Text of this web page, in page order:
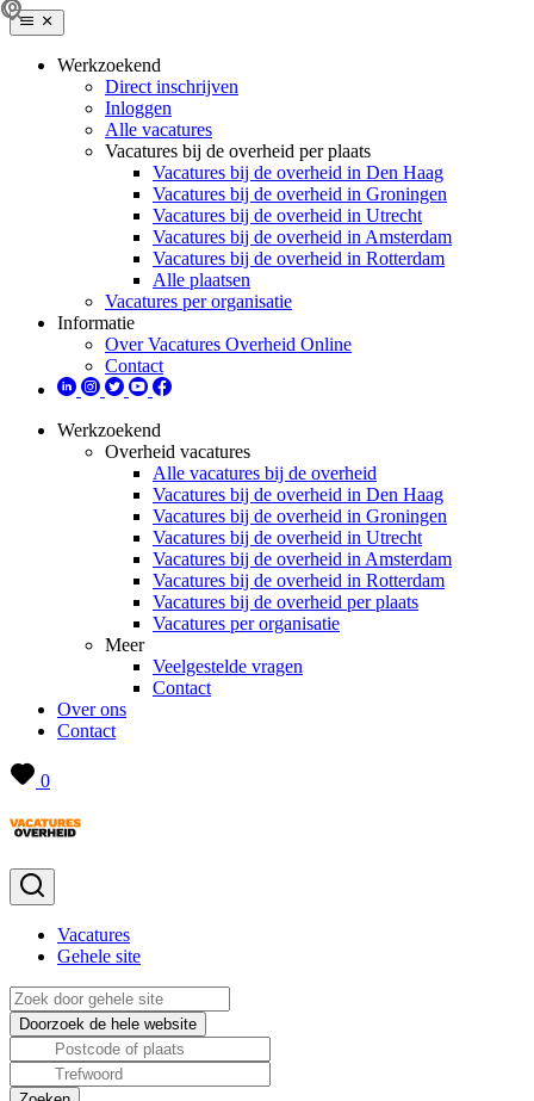
Werkzoekend
Direct inschrijven
Inloggen
Alle vacatures
Vacatures bij de overheid per plaats
Vacatures bij de overheid in Den Haag
Vacatures bij de overheid in Groningen
Vacatures bij de overheid in Utrecht
Vacatures bij de overheid in Amsterdam
Vacatures bij de overheid in Rotterdam
Alle plaatsen
Vacatures per organisatie
Informatie
Over Vacatures Overheid Online
Contact
Werkzoekend
Overheid vacatures
Alle vacatures bij de overheid
Vacatures bij de overheid in Den Haag
Vacatures bij de overheid in Groningen
Vacatures bij de overheid in Utrecht
Vacatures bij de overheid in Amsterdam
Vacatures bij de overheid in Rotterdam
Vacatures bij de overheid per plaats
Vacatures per organisatie
Meer
Veelgestelde vragen
Contact
Over ons
Contact
0
Vacatures
Gehele site